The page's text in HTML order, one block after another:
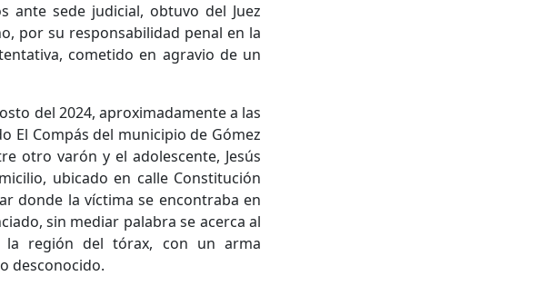
ante sede judicial, obtuvo del Juez
por su responsabilidad penal en la
cometido en agravio de un
del 2024, aproximadamente a las
El Compás del municipio de Gómez
otro varón y el adolescente, Jesús
ubicado en calle Constitución
donde la víctima se encontraba en
sin mediar palabra se acerca al
la región del tórax, con un arma
desconocido.